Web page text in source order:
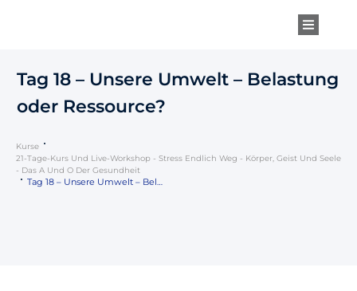
Tag 18 – Unsere Umwelt – Belastung
oder Ressource?
Kurse
21-Tage-Kurs Und Live-Workshop - Stress Endlich Weg - Körper, Geist Und Seele
- Das A Und O Der Gesundheit